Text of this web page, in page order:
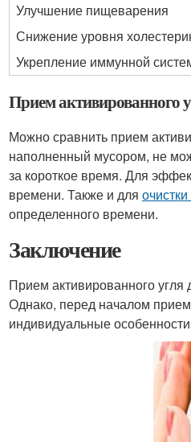
Улучшение пищеварения
Снижение уровня
Укрепление иммунной
Прием активированного
Можно сравнить прием
наполненный мусором, не
за короткое время. Для
времени. Также и для
определенного времени.
Заключение
Прием активированного угля
Однако, перед началом
индивидуальные